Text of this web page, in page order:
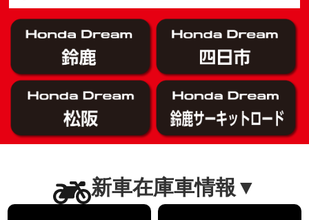
MOVIE 【ホンダ バイク】「ボカロ文化」を知ろう ナビゲーションをスキップ 検索 作成 6 アバターの画像 三重県を巡る女性ライダーの4日間！ポケふた全制覇ツーリング Honda CB1000F
EVENT ［三重県下最大級のバイクイベント］2026MIE BIKE FES開催 情報2
［三重県下最大級のバイクイベント］2026MIE BIKE FES開催 情報１
CAMPAIGN 免許取得サポートキャンペーン実施中！
EVENT ［三重県下最大級のバイクイベント］2026MIE BIKE FES開催
【ホンダ バイク】【バイク女子】怖くて乗れなかったあの憧れバイク、ついに乗ります！
【ホンダ バイク】バイクが動かなくなった…原因不明で入院します
CAMPAIGN Rebel 250 E-Clutch シリーズ 洋用品購入サポートキャンペーン
【ホンダ バイク】【GB350C S】梅本まどかさんと三重県ツーリング満喫しました！ポケふた探し第1弾【モトブログ】
【ホンダドリーム新春初売り特別企画】のご紹介！！
新車在庫車情報▼